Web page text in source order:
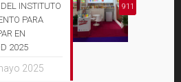
911
INSTITUTO
PARA
EN
2025
2025